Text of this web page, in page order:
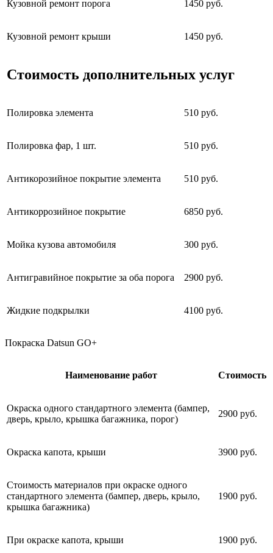
Кузовной ремонт порога 1450 руб.
Кузовной ремонт крыши 1450 руб.
Стоимость дополнительных услуг
Полировка элемента 510 руб.
Полировка фар, 1 шт. 510 руб.
Антикорозийное покрытие элемента 510 руб.
Антикоррозийное покрытие 6850 руб.
Мойка кузова автомобиля 300 руб.
Антигравийное покрытие за оба порога 2900 руб.
Жидкие подкрылки 4100 руб.
Покраска Datsun GO+
Наименование работ Стоимость
Окраска одного стандартного элемента (бампер,
дверь, крыло, крышка багажника, порог)
2900 руб.
Окраска капота, крыши 3900 руб.
Стоимость материалов при окраске одного
стандартного элемента (бампер, дверь, крыло,
крышка багажника)
1900 руб.
При окраске капота, крыши 1900 руб.